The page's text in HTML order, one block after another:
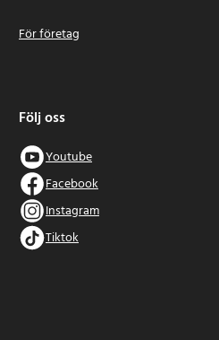
För företag
Följ oss
Youtube
Facebook
Instagram
Tiktok